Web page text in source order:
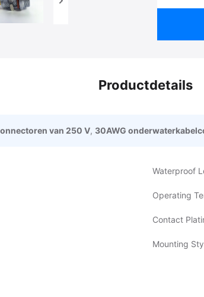
Productdetails
van 250 V, 30AWG
Waterproof
Operating
Contact
Mounting